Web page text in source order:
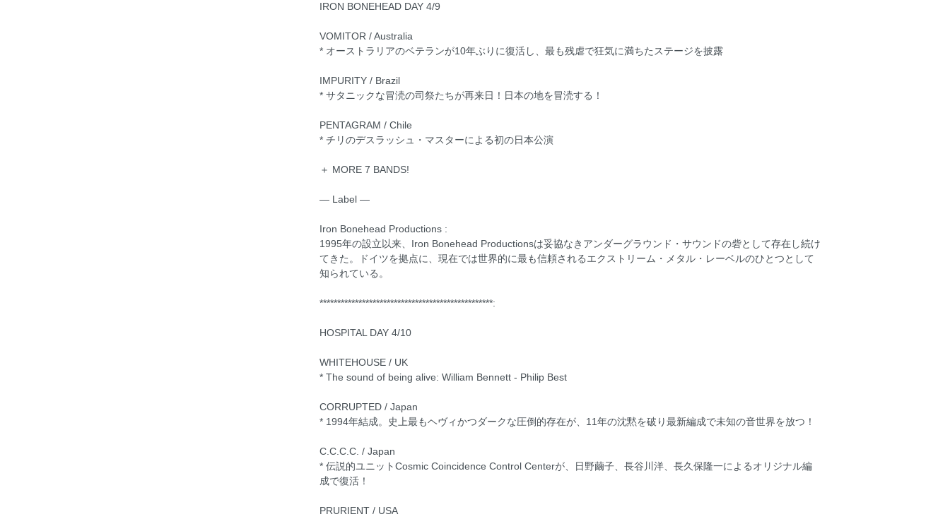
IRON BONEHEAD DAY 4/9
VOMITOR / Australia
* オーストラリアのベテランが10年ぶりに復活し、最も残虐で狂気に満ちたステージを披露
IMPURITY / Brazil
* サタニックな冒涜の司祭たちが再来日！日本の地を冒涜する！
PENTAGRAM / Chile
* チリのデスラッシュ・マスターによる初の日本公演
＋ MORE 7 BANDS!
— Label —
Iron Bonehead Productions :
1995年の設立以来、Iron Bonehead Productionsは妥協なきアンダーグラウンド・サウンドの砦として存在し続け
てきた。ドイツを拠点に、現在では世界的に最も信頼されるエクストリーム・メタル・レーベルのひとつとして
知られている。
*************************************************:
HOSPITAL DAY 4/10
WHITEHOUSE / UK
* The sound of being alive: William Bennett - Philip Best
CORRUPTED / Japan
* 1994年結成。史上最もヘヴィかつダークな圧倒的存在が、11年の沈黙を破り最新編成で未知の音世界を放つ！
C.C.C.C. / Japan
* 伝説的ユニットCosmic Coincidence Control Centerが、日野繭子、長谷川洋、長久保隆一によるオリジナル編
成で復活！
PRURIENT / USA